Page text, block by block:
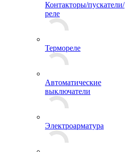
Контакторы/пускатели/
реле
Термореле
Автоматические
выключатели
Электроарматура